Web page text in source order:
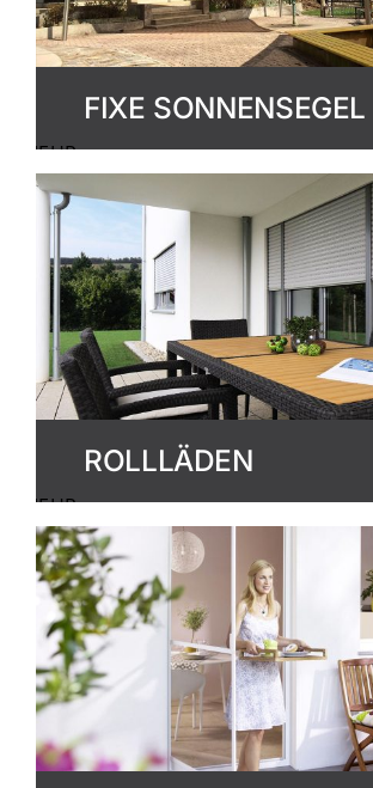
FIXE SONNENSEGEL
MEHR
ERFAHREN
ROLLLÄDEN
MEHR
ERFAHREN